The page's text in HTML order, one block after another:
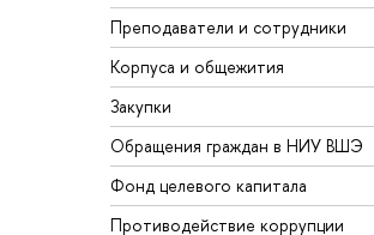
Преподаватели и сотрудники
Корпуса и общежития
Закупки
Обращения граждан в НИУ ВШЭ
Фонд целевого капитала
Противодействие коррупции